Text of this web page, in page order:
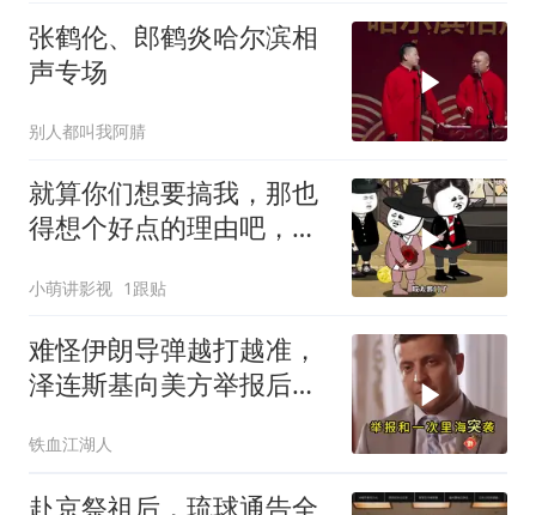
张鹤伦、郎鹤炎哈尔滨相
声专场
别人都叫我阿腈
就算你们想要搞我，那也
得想个好点的理由吧，这
小萌讲影视 1跟贴
难怪伊朗导弹越打越准，
泽连斯基向美方举报后，
铁血江湖人
赴京祭祖后，琉球通告全